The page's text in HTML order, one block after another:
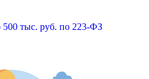
500 тыс. руб. по 223-ФЗ